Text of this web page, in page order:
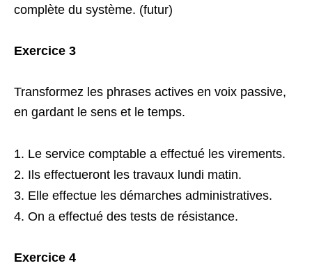
complète du système. (futur)
Exercice 3
Transformez les phrases actives en voix passive,
en gardant le sens et le temps.
Le service comptable a effectué les virements.
Ils effectueront les travaux lundi matin.
Elle effectue les démarches administratives.
On a effectué des tests de résistance.
Exercice 4